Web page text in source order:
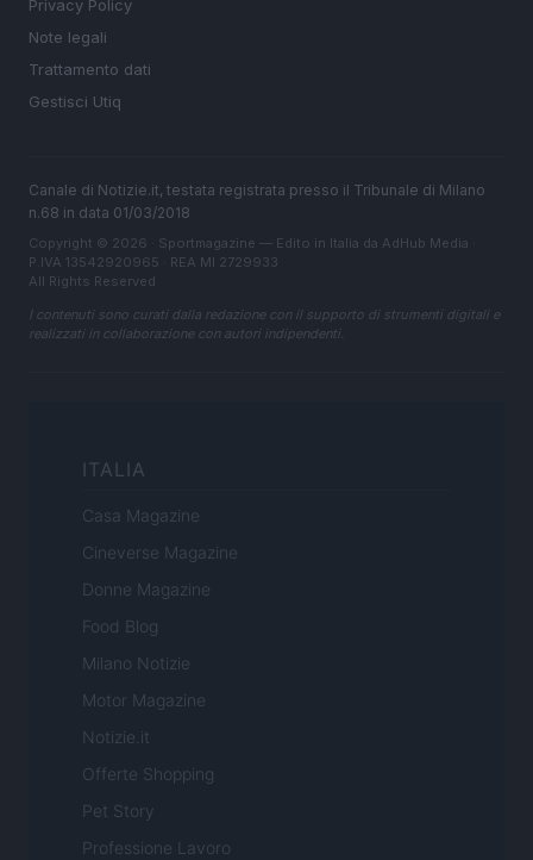
Privacy Policy
Note legali
Trattamento dati
Gestisci Utiq
Canale di Notizie.it, testata registrata presso il Tribunale di Milano
n.68 in data 01/03/2018
Copyright © 2026 · Sportmagazine — Edito in Italia da AdHub Media
P.IVA 13542920965 · REA MI 2729933
All Rights Reserved
I contenuti sono curati dalla redazione con il supporto di strumenti digitali e
realizzati in collaborazione con autori indipendenti.
ITALIA
Casa Magazine
Cineverse Magazine
Donne Magazine
Food Blog
Milano Notizie
Motor Magazine
Notizie.it
Offerte Shopping
Pet Story
Professione Lavoro